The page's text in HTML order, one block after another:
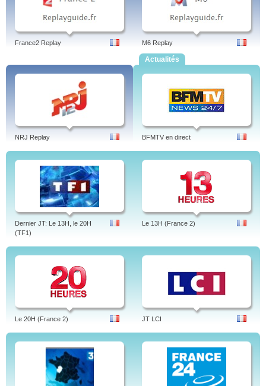
France2 Replay M6 Replay
NRJ Replay
Actualités
BFMTV en direct
Dernier JT: Le 13H, le 20H
(TF1)
Le 13H (France 2)
Le 20H (France 2) JT LCI